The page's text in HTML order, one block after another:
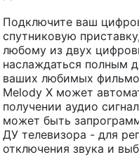
Подключите ваш
спутниковую
любому из двух
наслаждаться полным
ваших любимых
Melody X может
получении аудио
может быть
ДУ телевизора - для
отключения звука и